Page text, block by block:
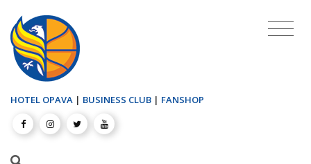
HOTEL OPAVA | BUSINESS CLUB | FANSHOP